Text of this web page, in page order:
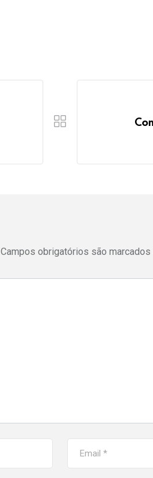
Campos obrigatórios são marcados